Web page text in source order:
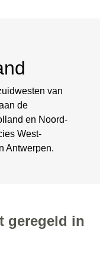
van
de
en Noord-
West-
Antwerpen.
geregeld in